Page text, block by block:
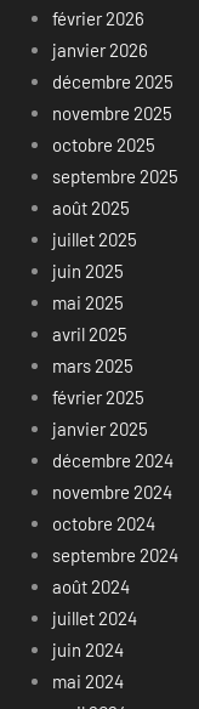
février 2026
janvier 2026
décembre 2025
novembre 2025
octobre 2025
septembre 2025
août 2025
juillet 2025
juin 2025
mai 2025
avril 2025
mars 2025
février 2025
janvier 2025
décembre 2024
novembre 2024
octobre 2024
septembre 2024
août 2024
juillet 2024
juin 2024
mai 2024